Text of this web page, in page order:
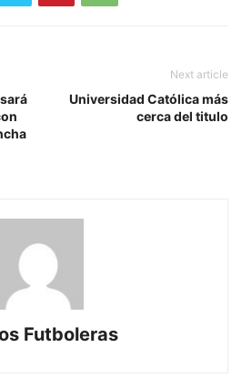
Next article
Universidad Católica más
cerca del titulo
Futboleras